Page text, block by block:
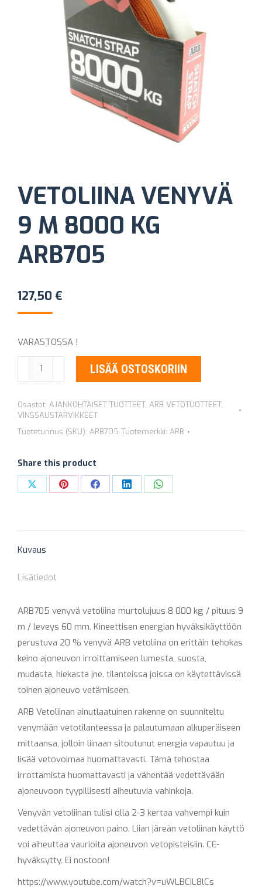
VETOLIINA VENYVÄ
9 M 8000 KG
ARB705
127,50 €
VARASTOSSA !
VETOLIINA
VENYVÄ
M
8000
ARB705
määrä
LISÄÄ OSTOSKORIIN
Osastot: AJANKOHTAISET TUOTTEET, ARB VETOTUOTTEET,
VINSSAUSTARVIKKEET
Tuotetunnus (SKU): ARB705 Tuotemerkki: ARB
Share this product
Share Share Share Share Share
Kuvaus
Lisätiedot
ARB705 venyvä vetoliina murtolujuus 8 000 kg / pituus 9
m / leveys 60 mm. Kineettisen energian hyväksikäyttöön
perustuva 20 % venyvä ARB vetoliina on erittäin tehokas
keino ajoneuvon irroittamiseen lumesta, suosta,
mudasta, hiekasta jne. tilanteissa joissa on käytettävissä
toinen ajoneuvo vetämiseen.
ARB Vetoliinan ainutlaatuinen rakenne on suunniteltu
venymään vetotilanteessa ja palautumaan alkuperäiseen
mittaansa, jolloin liinaan sitoutunut energia vapautuu ja
lisää vetovoimaa huomattavasti. Tämä tehostaa
irrottamista huomattavasti ja vähentää vedettävään
ajoneuvoon tyypillisesti aiheutuvia vahinkoja.
Venyvän vetoliinan tulisi olla 2-3 kertaa vahvempi kuin
vedettävän ajoneuvon paino. Liian järeän vetoliinan käyttö
voi aiheuttaa vaurioita ajoneuvon vetopisteisiin. CE-
hyväksytty. Ei nostoon!
https://www.youtube.com/watch?v=uWLBCIL8lCs